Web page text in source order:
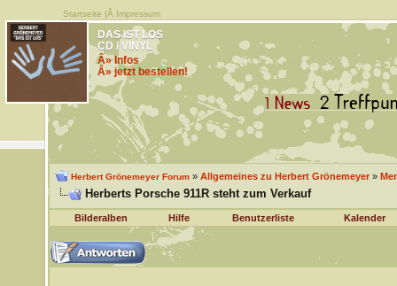
Startseite |Â Impressum
DAS IST LOS
CD / VINYL
Â» Infos
Â» jetzt bestellen!
Herbert Grönemeyer Forum» Allgemeines zu Herbert Grönemeyer»
Herberts Porsche 911R steht zum Verkauf
Bilderalben Hilfe Benutzerliste Kalender